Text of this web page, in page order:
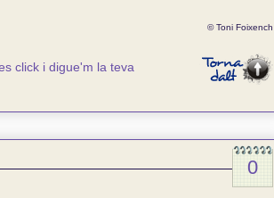
© Toni Foixench
click i digue'm la teva
0